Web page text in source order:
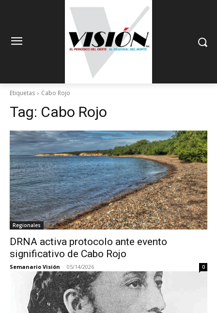
Etiquetas Cabo Rojo
Tag: Cabo Rojo
Regionales
DRNA activa protocolo ante evento
significativo de Cabo Rojo
Semanario Visión - 05/14/2026 0